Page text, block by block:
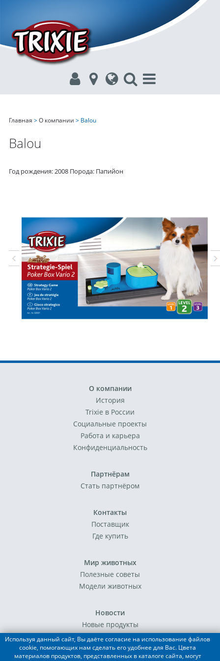
Главная >О компании > Balou
Balou
Год рождения: 2008 Порода: Папийон
О компании
История
Trixie в России
Социальные проекты
Работа и карьера
Конфиденциальность
Партнёрам
Стать партнёром
Контакты
Поставщик
Где купить
Мир животных
Полезные советы
Модели животных
Новости
Новые продукты
События
Используя данный сайт, Вы даёте согласие на использование файлов
cookie, помогающих нам сделать его удобнее для Вас. Цвета
материалов продуктов, представленных в каталоге сайта, могут